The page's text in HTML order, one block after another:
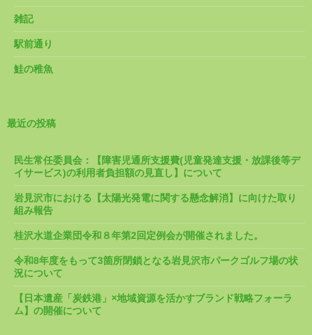
雑記
駅前通り
鮭の稚魚
最近の投稿
民生常任委員会：【障害児通所支援費(児童発達支援・放課後等デ
イサービス)の利用者負担額の見直し】について
岩見沢市における【太陽光発電に関する懸念解消】に向けた取り
組み報告
桂沢水道企業団令和８年第2回定例会が開催されました。
令和8年度をもって3箇所閉鎖となる岩見沢市パークゴルフ場の状
況について
【日本遺産「炭鉄港」×地域資源を活かすブランド戦略フォーラ
ム】の開催について